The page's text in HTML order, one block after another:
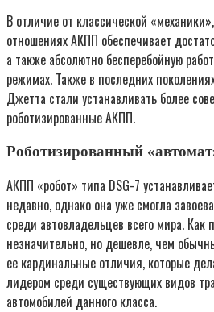
В отличие от классической
отношениях АКПП обеспечивает
а также абсолютно бесперебойную
режимах. Также в последних
Джетта стали устанавливать более
роботизированные АКПП.
Роботизированный
АКПП «робот» типа DSG-7
недавно, однако она уже смогла
среди автовладельцев всего мира. Как
незначительно, но дешевле, чем
ее кардинальные отличия, которые
лидером среди существующих видов
автомобилей данного класса.